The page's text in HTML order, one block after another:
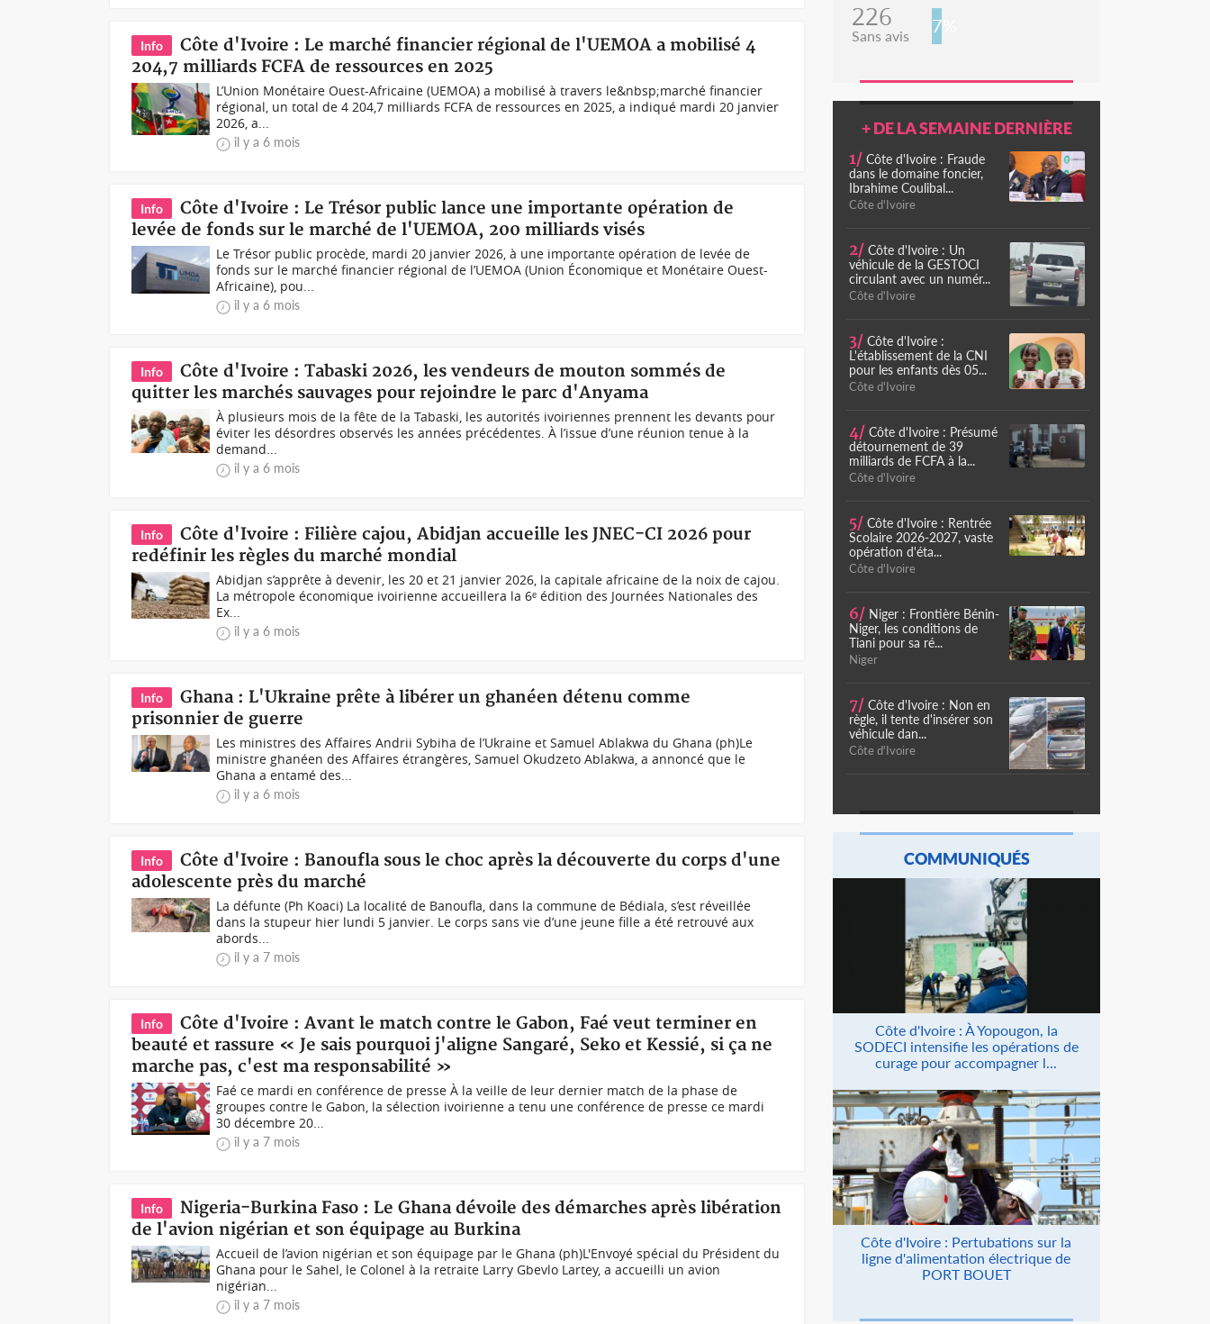
Info
Côte d'Ivoire : Le marché financier régional de l'UEMOA a mobilisé 4
204,7 milliards FCFA de ressources en 2025
L’Union Monétaire Ouest-Africaine (UEMOA) a mobilisé à travers le&nbsp;marché financier
régional, un total de 4 204,7 milliards FCFA de ressources en 2025, a indiqué mardi 20 janvier
2026, a...
il y a 6 mois
Info
Côte d'Ivoire : Le Trésor public lance une importante opération de
levée de fonds sur le marché de l'UEMOA, 200 milliards visés
Le Trésor public procède, mardi 20 janvier 2026, à une importante opération de levée de
fonds sur le marché financier régional de l’UEMOA (Union Économique et Monétaire Ouest-
Africaine), pou...
il y a 6 mois
Info
Côte d'Ivoire : Tabaski 2026, les vendeurs de mouton sommés de
quitter les marchés sauvages pour rejoindre le parc d'Anyama
À plusieurs mois de la fête de la Tabaski, les autorités ivoiriennes prennent les devants pour
éviter les désordres observés les années précédentes. À l’issue d’une réunion tenue à la
demand...
il y a 6 mois
Info
Côte d'Ivoire : Filière cajou, Abidjan accueille les JNEC-CI 2026 pour
redéfinir les règles du marché mondial
Abidjan s’apprête à devenir, les 20 et 21 janvier 2026, la capitale africaine de la noix de cajou.
La métropole économique ivoirienne accueillera la 6ᵉ édition des Journées Nationales des
Ex...
il y a 6 mois
Info
Ghana : L'Ukraine prête à libérer un ghanéen détenu comme
prisonnier de guerre
Les ministres des Affaires Andrii Sybiha de l’Ukraine et Samuel Ablakwa du Ghana (ph)Le
ministre ghanéen des Affaires étrangères, Samuel Okudzeto Ablakwa, a annoncé que le
Ghana a entamé des...
il y a 6 mois
Info
Côte d'Ivoire : Banoufla sous le choc après la découverte du corps d'une
adolescente près du marché
La défunte (Ph Koaci) La localité de Banoufla, dans la commune de Bédiala, s’est réveillée
dans la stupeur hier lundi 5 janvier. Le corps sans vie d’une jeune fille a été retrouvé aux
abords...
il y a 7 mois
Info
Côte d'Ivoire : Avant le match contre le Gabon, Faé veut terminer en
beauté et rassure « Je sais pourquoi j'aligne Sangaré, Seko et Kessié, si ça ne
marche pas, c'est ma responsabilité »
Faé ce mardi en conférence de presse À la veille de leur dernier match de la phase de
groupes contre le Gabon, la sélection ivoirienne a tenu une conférence de presse ce mardi
30 décembre 20...
il y a 7 mois
Info
Nigeria-Burkina Faso : Le Ghana dévoile des démarches après libération
de l'avion nigérian et son équipage au Burkina
Accueil de l’avion nigérian et son équipage par le Ghana (ph)L'Envoyé spécial du Président du
Ghana pour le Sahel, le Colonel à la retraite Larry Gbevlo Lartey, a accueilli un avion
nigérian...
il y a 7 mois
226
Sans avis 7%
+ DE LA SEMAINE DERNIÈRE
1/ Côte d'Ivoire : Fraude
dans le domaine foncier,
Ibrahime Coulibal...
Côte d'Ivoire
2/ Côte d'Ivoire : Un
véhicule de la GESTOCI
circulant avec un numér...
Côte d'Ivoire
3/ Côte d'Ivoire :
L'établissement de la CNI
pour les enfants dès 05...
Côte d'Ivoire
4/ Côte d'Ivoire : Présumé
détournement de 39
milliards de FCFA à la...
Côte d'Ivoire
5/ Côte d'Ivoire : Rentrée
Scolaire 2026-2027, vaste
opération d'éta...
Côte d'Ivoire
6/ Niger : Frontière Bénin-
Niger, les conditions de
Tiani pour sa ré...
Niger
7/ Côte d'Ivoire : Non en
règle, il tente d'insérer son
véhicule dan...
Côte d'Ivoire
COMMUNIQUÉS
Côte d'Ivoire : À Yopougon, la
SODECI intensifie les opérations de
curage pour accompagner l...
Côte d'Ivoire : Pertubations sur la
ligne d'alimentation électrique de
PORT BOUET